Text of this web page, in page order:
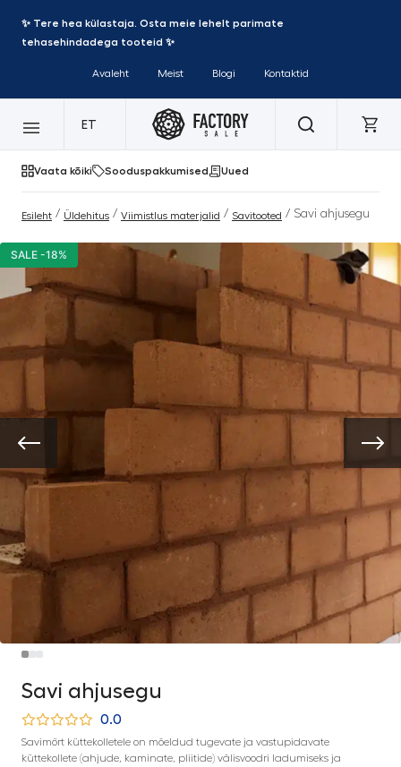
✨ Tere hea külastaja. Osta meie lehelt parimate
tehasehindadega tooteid ✨
Avaleht Meist Blogi Kontaktid
ET
Vaata kõiki Sooduspakkumised Uued
Esileht / Üldehitus / Viimistlus materjalid / Savitooted / Savi ahjusegu
SALE -18%
Savi ahjusegu
0.0
Savimört küttekolletele on mõeldud tugevate ja vastupidavate
küttekollete (ahjude, kaminate, pliitide) välisvoodri ladumiseks ja